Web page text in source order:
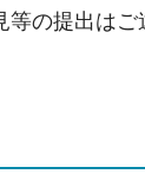
の提出はご